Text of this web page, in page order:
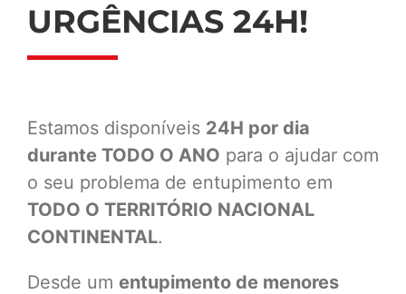
URGÊNCIAS 24H!
Estamos disponíveis 24H por dia
durante TODO O ANO para o ajudar com
o seu problema de entupimento em
TODO O TERRITÓRIO NACIONAL
CONTINENTAL.
Desde um entupimento de menores